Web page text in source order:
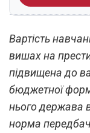
Вартість
вишах на
підвищена до
бюджетної
нього держава
норма